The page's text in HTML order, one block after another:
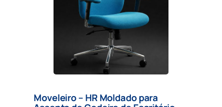
Moveleiro – HR Moldado para